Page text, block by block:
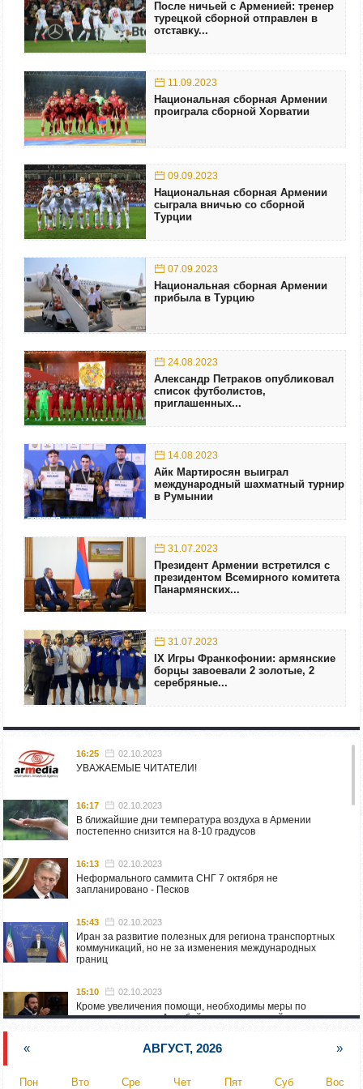
После ничьей с Арменией: тренер
турецкой сборной отправлен в
отставку...
11.09.2023
Национальная сборная Армении
проиграла сборной Хорватии
09.09.2023
Национальная сборная Армении
сыграла вничью со сборной
Турции
07.09.2023
Национальная сборная Армении
прибыла в Турцию
24.08.2023
Александр Петраков опубликовал
список футболистов,
приглашенных...
14.08.2023
Айк Мартиросян выиграл
международный шахматный турнир
в Румынии
31.07.2023
Президент Армении встретился с
президентом Всемирного комитета
Панармянских...
31.07.2023
IX Игры Франкофонии: армянские
борцы завоевали 2 золотые, 2
серебряные...
16:25 02.10.2023
УВАЖАЕМЫЕ ЧИТАТЕЛИ!
16:17 02.10.2023
В ближайшие дни температура воздуха в Армении
постепенно снизится на 8-10 градусов
16:13 02.10.2023
Неформального саммита СНГ 7 октября не
запланировано - Песков
15:43 02.10.2023
Иран за развитие полезных для региона транспортных
коммуникаций, но не за изменения международных
границ
15:10 02.10.2023
Кроме увеличения помощи, необходимы меры по
пресечению угроз Азербайджана: испанский депутат
Азербайджан обстреляли автомобиль ВС Армении,
« АВГУСТ, 2026 »
Пон Вто Сре Чет Пят Суб Вос